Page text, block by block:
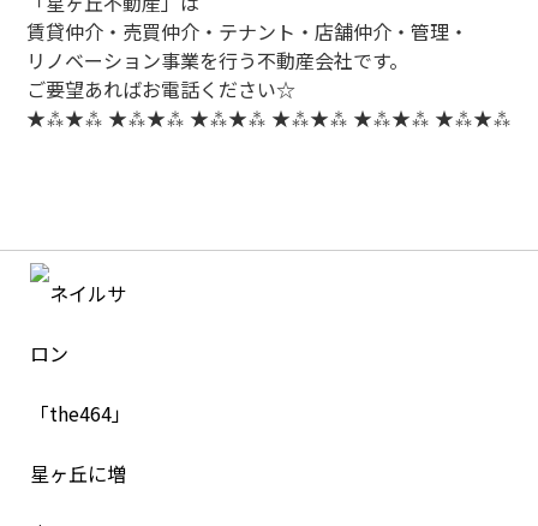
賃貸仲介・売買仲介・テナント・店舗仲介・管理・
リノベーション事業を行う不動産会社です。
ご要望あればお電話ください☆
★⁂★⁂ ★⁂★⁂ ★⁂★⁂ ★⁂★⁂ ★⁂★⁂ ★⁂★⁂